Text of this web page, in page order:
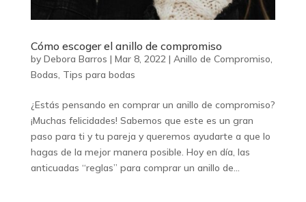
Cómo escoger el anillo de compromiso
by Debora Barros | Mar 8, 2022| Anillo de Compromiso,
Bodas, Tips para bodas
¿Estás pensando en comprar un anillo de compromiso?
¡Muchas felicidades! Sabemos que este es un gran
paso para ti y tu pareja y queremos ayudarte a que lo
hagas de la mejor manera posible. Hoy en día, las
anticuadas “reglas” para comprar un anillo de...